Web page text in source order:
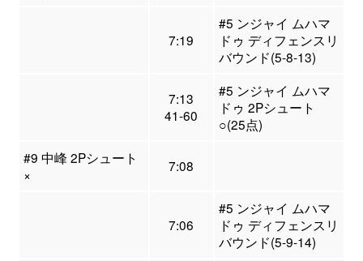
7:19
#5 ンジャイ ムハマ
ドゥ ディフェンスリ
バウンド(5-8-13)
7:13
41-60
#5 ンジャイ ムハマ
ドゥ 2Pシュート
○(25点)
#9 中峰 2Pシュート
×
7:08
7:06
#5 ンジャイ ムハマ
ドゥ ディフェンスリ
バウンド(5-9-14)